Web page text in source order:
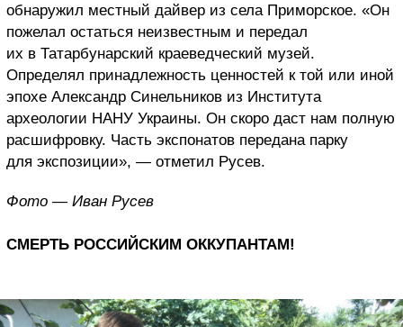
обнаружил местный дайвер из села Приморское. «Он
пожелал остаться неизвестным и передал
их в Татарбунарский краеведческий музей.
Определял принадлежность ценностей к той или иной
эпохе Александр Синельников из Института
археологии НАНУ Украины. Он скоро даст нам полную
расшифровку. Часть экспонатов передана парку
для экспозиции», — отметил Русев.
Фото — Иван Русев
СМЕРТЬ РОССИЙСКИМ ОККУПАНТАМ!